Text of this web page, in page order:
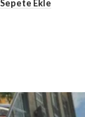
Sepete Ekle